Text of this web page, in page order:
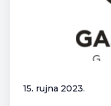
15. rujna 2023.